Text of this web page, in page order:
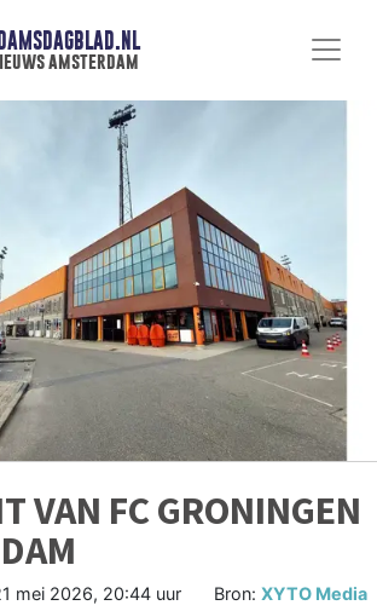
amsterdam
VAN FC GRONINGEN
mei 2026, 20:44 uur Bron: XYTO Media